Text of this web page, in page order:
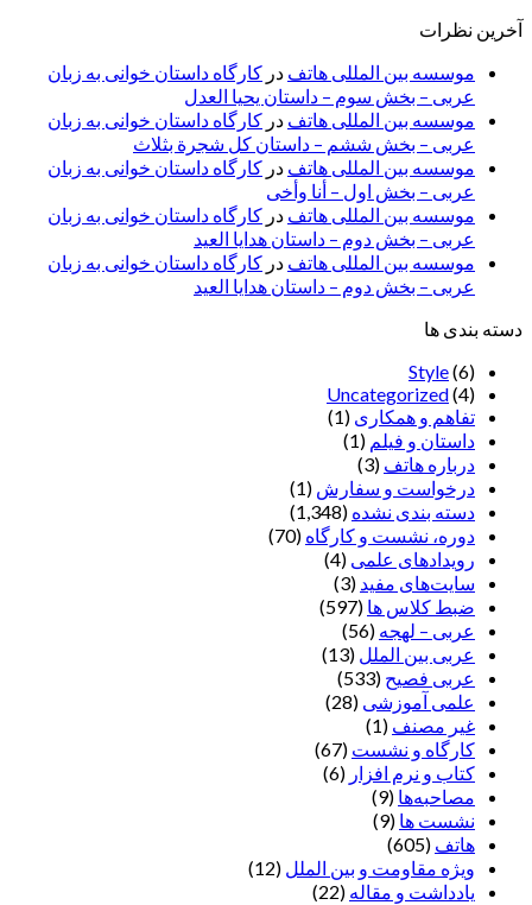
آخرین نظرات
موسسه بین المللی هاتف در کارگاه داستان خوانی به زبان
عربی – بخش سوم – داستان یحیا العدل
موسسه بین المللی هاتف در کارگاه داستان خوانی به زبان
عربی – بخش ششم – داستان کل شجرة بثلاث
موسسه بین المللی هاتف در کارگاه داستان خوانی به زبان
عربی – بخش اول – أنا وأخی
موسسه بین المللی هاتف در کارگاه داستان خوانی به زبان
عربی – بخش دوم – داستان هدایا العید
موسسه بین المللی هاتف در کارگاه داستان خوانی به زبان
عربی – بخش دوم – داستان هدایا العید
دسته بندی ها
Style(6)
Uncategorized(4)
تفاهم و همکاری (1)
داستان و فیلم (1)
درباره هاتف (3)
درخواست و سفارش (1)
دسته بندی نشده (1,348)
دوره، نشست و کارگاه (70)
رویدادهای علمی (4)
سایت‌های مفید (3)
ضبط کلاس ها (597)
عربی – لهجه (56)
عربی بین الملل (13)
عربی فصیح (533)
علمی آموزشی (28)
غير مصنف (1)
کارگاه و نشست (67)
کتاب و نرم افزار (6)
مصاحبه‌ها (9)
نشست ها (9)
هاتف (605)
ویژه مقاومت و بین الملل (12)
یادداشت‌ و مقاله (22)